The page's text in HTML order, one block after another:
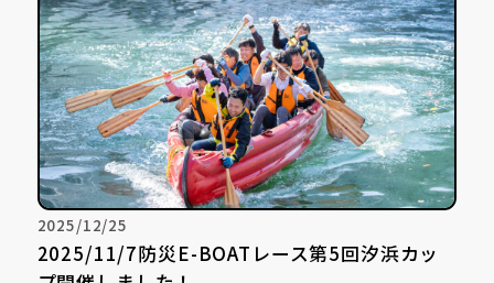
2025/12/25
2025/11/7防災E-BOATレース第5回汐浜カッ